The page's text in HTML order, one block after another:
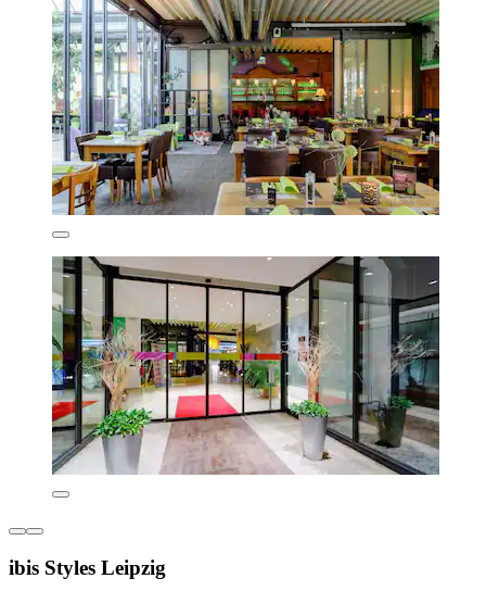
ibis Styles Leipzig